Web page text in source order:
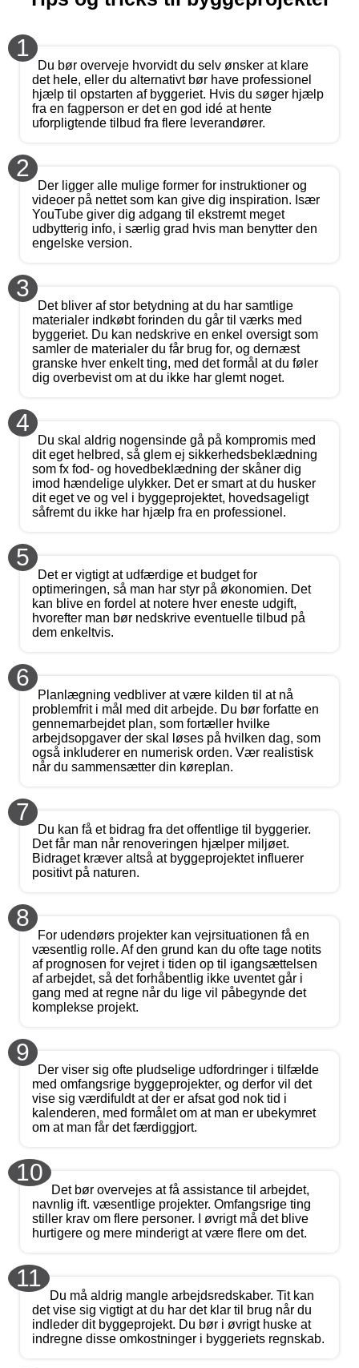
1
Du bør overveje hvorvidt du selv ønsker at klare
det hele, eller du alternativt bør have professionel
hjælp til opstarten af byggeriet. Hvis du søger hjælp
fra en fagperson er det en god idé at hente
uforpligtende tilbud fra flere leverandører.
2
Der ligger alle mulige former for instruktioner og
videoer på nettet som kan give dig inspiration. Især
YouTube giver dig adgang til ekstremt meget
udbytterig info, i særlig grad hvis man benytter den
engelske version.
3
Det bliver af stor betydning at du har samtlige
materialer indkøbt forinden du går til værks med
byggeriet. Du kan nedskrive en enkel oversigt som
samler de materialer du får brug for, og dernæst
granske hver enkelt ting, med det formål at du føler
dig overbevist om at du ikke har glemt noget.
4
Du skal aldrig nogensinde gå på kompromis med
dit eget helbred, så glem ej sikkerhedsbeklædning
som fx fod- og hovedbeklædning der skåner dig
imod hændelige ulykker. Det er smart at du husker
dit eget ve og vel i byggeprojektet, hovedsageligt
såfremt du ikke har hjælp fra en professionel.
5
Det er vigtigt at udfærdige et budget for
optimeringen, så man har styr på økonomien. Det
kan blive en fordel at notere hver eneste udgift,
hvorefter man bør nedskrive eventuelle tilbud på
dem enkeltvis.
6
Planlægning vedbliver at være kilden til at nå
problemfrit i mål med dit arbejde. Du bør forfatte en
gennemarbejdet plan, som fortæller hvilke
arbejdsopgaver der skal løses på hvilken dag, som
også inkluderer en numerisk orden. Vær realistisk
når du sammensætter din køreplan.
7
Du kan få et bidrag fra det offentlige til byggerier.
Det får man når renoveringen hjælper miljøet.
Bidraget kræver altså at byggeprojektet influerer
positivt på naturen.
8
For udendørs projekter kan vejrsituationen få en
væsentlig rolle. Af den grund kan du ofte tage notits
af prognosen for vejret i tiden op til igangsættelsen
af arbejdet, så det forhåbentlig ikke uventet går i
gang med at regne når du lige vil påbegynde det
komplekse projekt.
9
Der viser sig ofte pludselige udfordringer i tilfælde
med omfangsrige byggeprojekter, og derfor vil det
vise sig værdifuldt at der er afsat god nok tid i
kalenderen, med formålet om at man er ubekymret
om at man får det færdiggjort.
10
Det bør overvejes at få assistance til arbejdet,
navnlig ift. væsentlige projekter. Omfangsrige ting
stiller krav om flere personer. I øvrigt må det blive
hurtigere og mere minderigt at være flere om det.
11
Du må aldrig mangle arbejdsredskaber. Tit kan
det vise sig vigtigt at du har det klar til brug når du
indleder dit byggeprojekt. Du bør i øvrigt huske at
indregne disse omkostninger i byggeriets regnskab.